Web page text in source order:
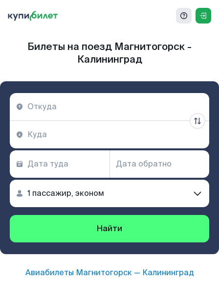
Билеты на поезд Магнитогорск -
Калининград
Найти
Авиабилеты Магнитогорск— Калининград